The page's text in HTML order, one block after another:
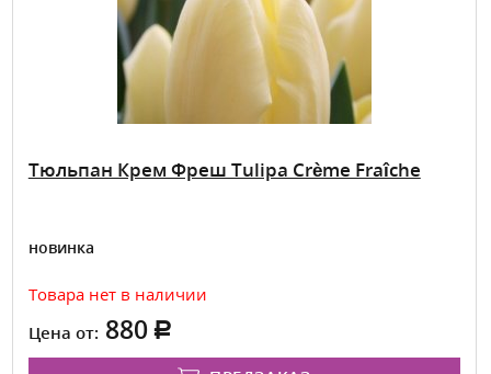
Тюльпан Крем Фреш Tulipa Crème Fraîche
новинка
Товара нет в наличии
Цена от: 880